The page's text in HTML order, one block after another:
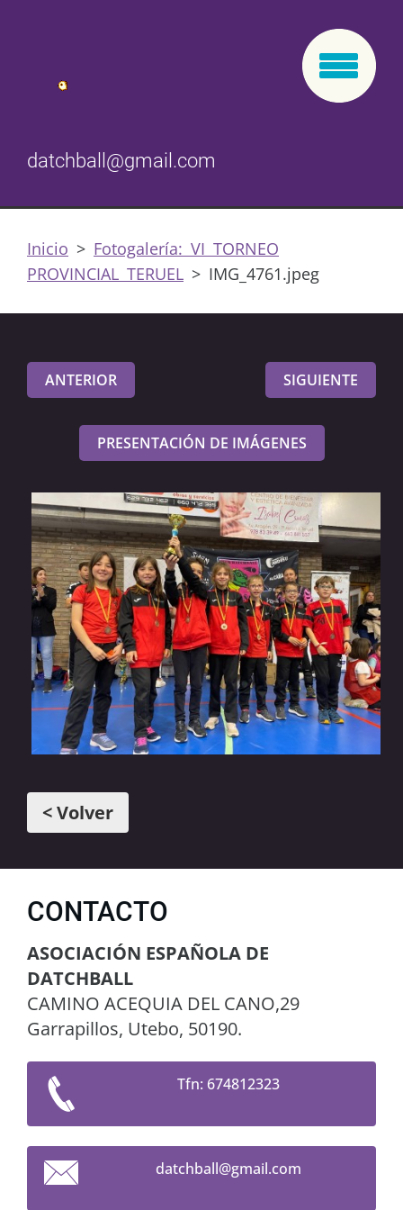
datchball@gmail.com
Inicio > Fotogalería: VI TORNEO
PROVINCIAL TERUEL > IMG_4761.jpeg
ANTERIOR SIGUIENTE
PRESENTACIÓN DE IMÁGENES
< Volver
CONTACTO
ASOCIACIÓN ESPAÑOLA DE
DATCHBALL
CAMINO ACEQUIA DEL CANO,29
Garrapillos, Utebo, 50190.
Tfn: 674812323
datchball@gmail.com